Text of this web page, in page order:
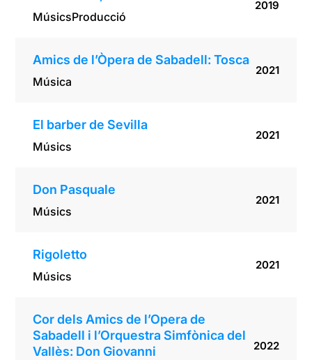
MúsicsProducció
2019
Amics de l’Òpera de Sabadell: Tosca
Música
2021
El barber de Sevilla
Músics
2021
Don Pasquale
Músics
2021
Rigoletto
Músics
2021
Cor dels Amics de l’Opera de
Sabadell i l’Orquestra Simfònica del
Vallès: Don Giovanni
2022